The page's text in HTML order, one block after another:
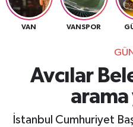
VAN VANSPOR
Avcılar
arama
İstanbul Cumhuriyet
Van Trafik Yoğunluk
Süper Lig Puan
Tüm Manşetler
Son Dakika Haberleri